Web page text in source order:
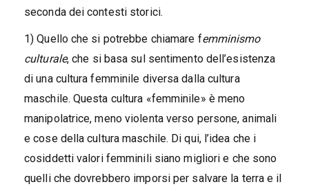
seconda dei contesti storici.
1) Quello che si potrebbe chiamare femminismo
culturale, che si basa sul sentimento dell’esistenza
di una cultura femminile diversa dalla cultura
maschile. Questa cultura «femminile» è meno
manipolatrice, meno violenta verso persone, animali
e cose della cultura maschile. Di qui, l’idea che i
cosiddetti valori femminili siano migliori e che sono
quelli che dovrebbero imporsi per salvare la terra e il